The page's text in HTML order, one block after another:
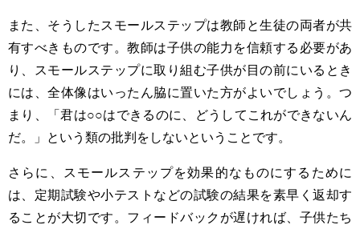
また、そうしたスモールステップは教師と生徒の両者が共
有すべきものです。教師は子供の能力を信頼する必要があ
り、スモールステップに取り組む子供が目の前にいるとき
には、全体像はいったん脇に置いた方がよいでしょう。つ
まり、「君は○○はできるのに、どうしてこれができないん
だ。」という類の批判をしないということです。
さらに、スモールステップを効果的なものにするために
は、定期試験や小テストなどの試験の結果を素早く返却す
ることが大切です。フィードバックが遅ければ、子供たち